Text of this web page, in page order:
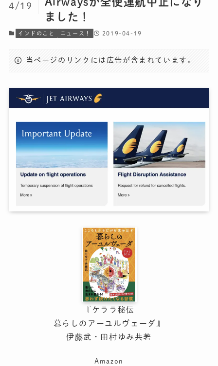
ました！
4/19
インドのこと ニュース！ 2019-04-19
当ページのリンクには広告が含まれています。
『ケララ秘伝
暮らしのアーユルヴェーダ』
伊藤武・田村ゆみ共著
Amazon